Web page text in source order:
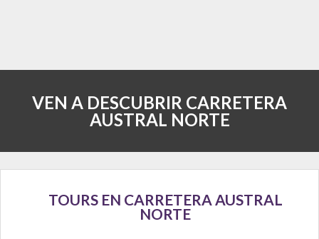
VEN A DESCUBRIR CARRETERA
AUSTRAL NORTE
TOURS EN CARRETERA AUSTRAL
NORTE